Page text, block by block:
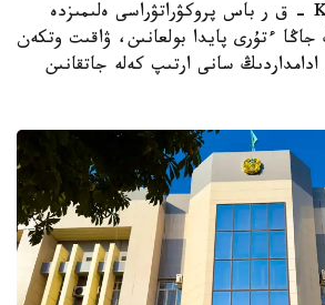
استانا. KAZINFORM – ق ر باس پروكۋراتۋراسى ەلىمىزدە
جاڭا ءتۇرى پايدا بولعانىن، ۋاقىت وتكەن
سانى ارتىپ كەلە جاتقانىن